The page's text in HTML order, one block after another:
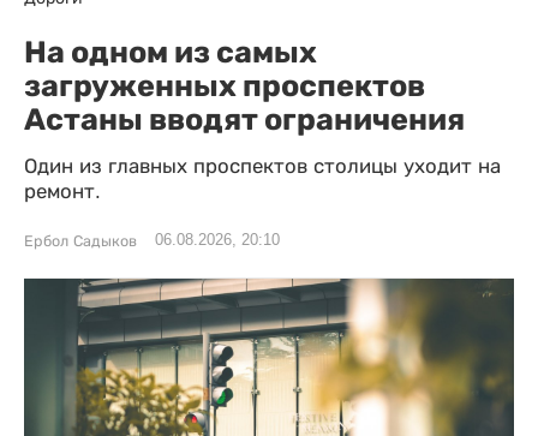
На одном из самых
загруженных проспектов
Астаны вводят ограничения
Один из главных проспектов столицы уходит на
ремонт.
Ербол Садыков 06.08.2026, 20:10